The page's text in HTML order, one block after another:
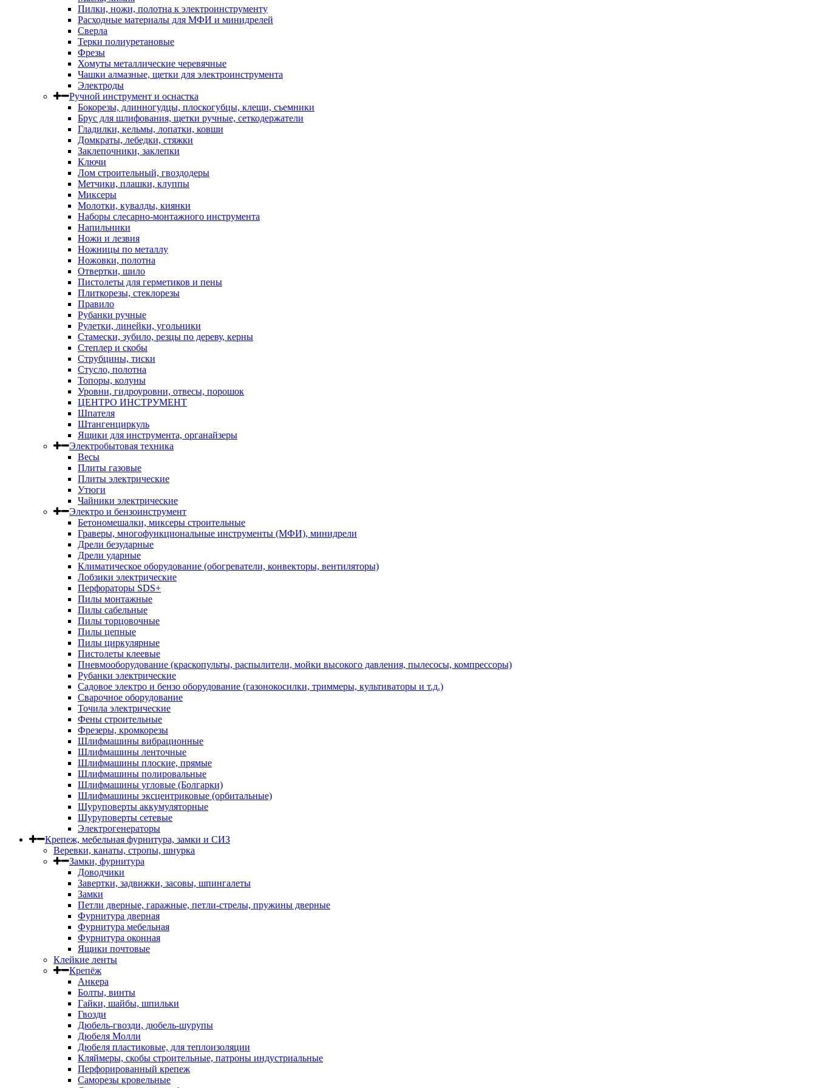
Пилки, ножи, полотна к электроинструменту
Расходные материалы для МФИ и минидрелей
Сверла
Терки полиуретановые
Фрезы
Хомуты металлические черевячные
Чашки алмазные, щетки для электроинструмента
Электроды
Ручной инструмент и оснастка
Бокорезы, длинногудцы, плоскогубцы, клещи, съемники
Брус для шлифования, щетки ручные, сеткодержатели
Гладилки, кельмы, лопатки, ковши
Домкраты, лебедки, стяжки
Заклепочники, заклепки
Ключи
Лом строительный, гвоздодеры
Метчики, плашки, клуппы
Миксеры
Молотки, кувалды, киянки
Наборы слесарно-монтажного инструмента
Напильники
Ножи и лезвия
Ножницы по металлу
Ножовки, полотна
Отвертки, шило
Пистолеты для герметиков и пены
Плиткорезы, стеклорезы
Правило
Рубанки ручные
Рулетки, линейки, угольники
Стамески, зубило, резцы по дереву, керны
Степлер и скобы
Струбцины, тиски
Стусло, полотна
Топоры, колуны
Уровни, гидроуровни, отвесы, порошок
ЦЕНТРО ИНСТРУМЕНТ
Шпателя
Штангенциркуль
Ящики для инструмента, органайзеры
Электробытовая техника
Весы
Плиты газовые
Плиты электрические
Утюги
Чайники электрические
Электро и бензоинструмент
Бетономешалки, миксеры строительные
Граверы, многофункциональные инструменты (МФИ), минидрели
Дрели безударные
Дрели ударные
Климатическое оборудование (обогреватели, конвекторы, вентиляторы)
Лобзики электрические
Перфораторы SDS+
Пилы монтажные
Пилы сабельные
Пилы торцовочные
Пилы цепные
Пилы циркулярные
Пистолеты клеевые
Пневмооборудование (краскопульты, распылители, мойки высокого давления, пылесосы, компрессоры)
Рубанки электрические
Садовое электро и бензо оборудование (газонокосилки, триммеры, культиваторы и т.д.)
Сварочное оборудование
Точила электрические
Фены строительные
Фрезеры, кромкорезы
Шлифмашины вибрационные
Шлифмашины ленточные
Шлифмашины плоские, прямые
Шлифмашины полировальные
Шлифмашины угловые (Болгарки)
Шлифмашины эксцентриковые (орбитальные)
Шуруповерты аккумуляторные
Шуруповерты сетевые
Электрогенераторы
Крепеж, мебельная фурнитура, замки и СИЗ
Веревки, канаты, стропы, шнурка
Замки, фурнитура
Доводчики
Завертки, задвижки, засовы, шпингалеты
Замки
Петли дверные, гаражные, петли-стрелы, пружины дверные
Фурнитура дверная
Фурнитура мебельная
Фурнитура оконная
Ящики почтовые
Клейкие ленты
Крепёж
Анкера
Болты, винты
Гайки, шайбы, шпильки
Гвозди
Дюбель-гвозди, дюбель-шурупы
Дюбеля Молли
Дюбеля пластиковые, для теплоизоляции
Кляймеры, скобы строительные, патроны индустриальные
Перфорированный крепеж
Саморезы кровельные